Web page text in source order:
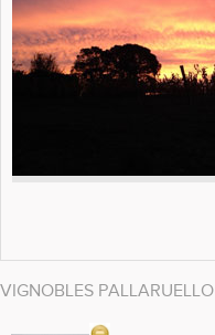
VIGNOBLES PALLARUELLO